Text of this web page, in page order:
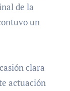
de la
un
clara
actuación